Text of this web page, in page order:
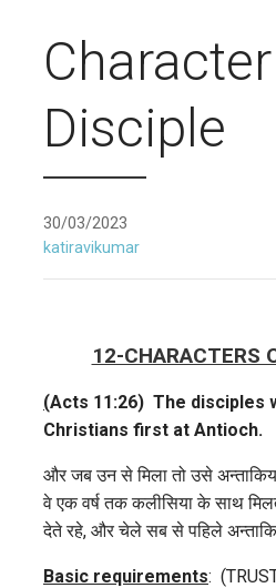
Disciple
30/03/2023
katiravikumar
12-CHARACTERS
(Acts 11:26) The disciples
Christians first at Antioch.
और जब उन से मिला तो उसे
वे एक वर्ष तक कलीसिया के साथ
देते रहे, और चेले सब से पहिले
Basic requirements: